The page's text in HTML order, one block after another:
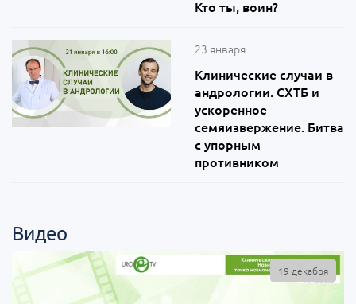
Кто ты, воин?
23 января
Клинические случаи в
андрологии. СХТБ и
ускоренное
семяизвержение. Битва
с упорным
противником
Видео
19 декабря